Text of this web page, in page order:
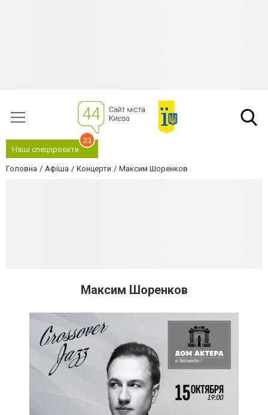
Наші спецпроєкти
23
Головна Афіша Концерти Максим Шоренков
Максим Шоренков